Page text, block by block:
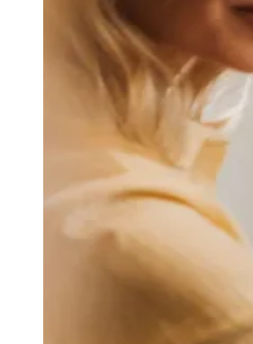
Hub de Negócios
Guia Comercial
Selo Verificado
Portal Educacional
Agenda de Vestibulares
Vagas de Emprego
Panorama Econômico
Panorama Econômico
Anuncie no Portal
Verificar EmpresaNovo
Novo